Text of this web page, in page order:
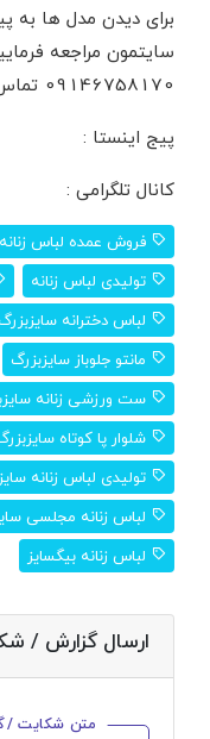
برای دیدن مدل ها به
سایتمون مراجعه
09146758170 تماس حاصل فرمایید .
پیج اینستا :
کانال تلگرامی :
فروش عمده لباس زنانه
تولیدی لباس زنانه
لباس دخترانه سایزبزرگ
مانتو جلوباز سایزبزرگ
ست ورزشی زنانه
شلوار پا کوتاه سایزبزرگ
تولیدی لباس زنانه
لباس زنانه مجلسی
لباس زنانه بیگسایز
ارسال گزارش /
متن شکایت /